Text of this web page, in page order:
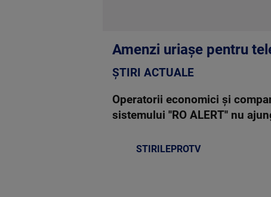
Amenzi uriaşe pentru
ȘTIRI ACTUALE
Operatorii economici şi
sistemului ''RO ALERT'' nu
STIRILEPROTV